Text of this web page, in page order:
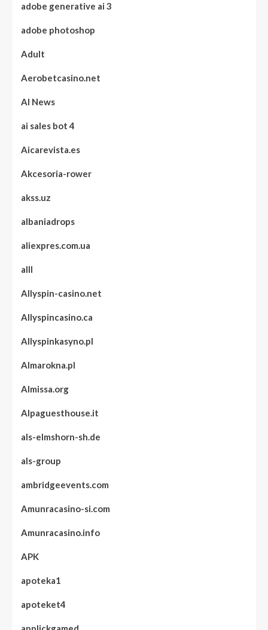
adobe generative ai 3
adobe photoshop
Adult
Aerobetcasino.net
AI News
ai sales bot 4
Aicarevista.es
Akcesoria-rower
akss.uz
albaniadrops
aliexpres.com.ua
alll
Allyspin-casino.net
Allyspincasino.ca
Allyspinkasyno.pl
Almarokna.pl
Almissa.org
Alpaguesthouse.it
als-elmshorn-sh.de
als-group
ambridgeevents.com
Amunracasino-si.com
Amunracasino.info
APK
apoteka1
apoteket4